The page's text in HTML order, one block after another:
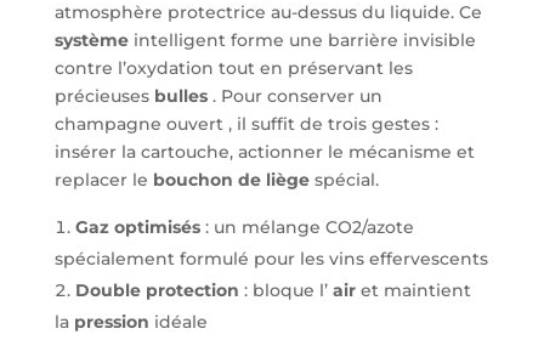
atmosphère protectrice au-dessus du liquide. Ce
systèmeintelligent forme une barrière invisible
contre l’oxydation tout en préservant les
précieuses bulles. Pour conserver un
champagne ouvert , il suffit de trois gestes :
insérer la cartouche, actionner le mécanisme et
replacer le bouchon de liègespécial.
Gaz optimisés: un mélange CO2/azote
spécialement formulé pour les vins effervescents
Double protection : bloque l’ airet maintient
la pression idéale